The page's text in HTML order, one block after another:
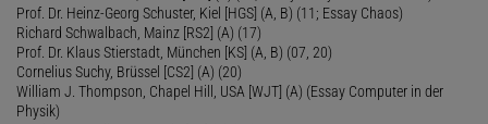
Prof. Dr. Heinz-Georg Schuster, Kiel [HGS] (A, B) (11; Essay Chaos)
Richard Schwalbach, Mainz [RS2] (A) (17)
Prof. Dr. Klaus Stierstadt, München [KS] (A, B) (07, 20)
Cornelius Suchy, Brüssel [CS2] (A) (20)
William J. Thompson, Chapel Hill, USA [WJT] (A) (Essay Computer in der
Physik)